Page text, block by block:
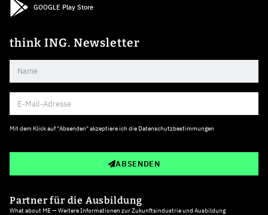
GOOGLE Play Store
think ING. Newsletter
Mit dem Klick auf "Absenden" akzeptiere ich die Datenschutzbestimmungen
ABSENDEN
Partner für die Ausbildung
What about ME — Weitere Informationen zur Zukunftsindustrie und Ausbildung